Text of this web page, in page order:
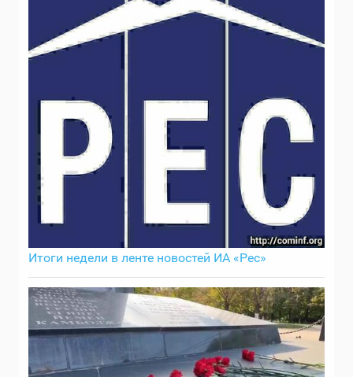
Итоги недели в ленте новостей ИА «Рес»